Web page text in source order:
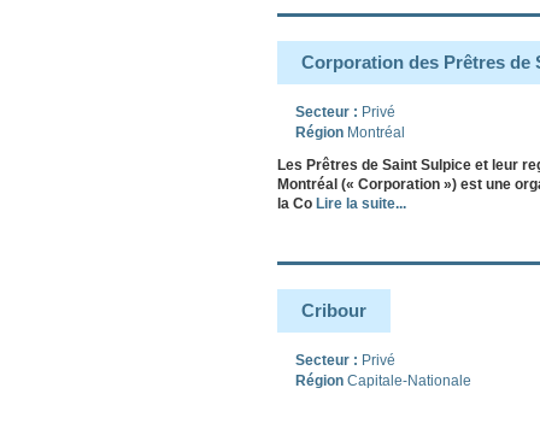
Corporation des Prêtres de
Secteur : Privé
Région Montréal
Les Prêtres de Saint Sulpice et leur
Montréal (« Corporation ») est une
la Co Lire la suite...
Cribour
Secteur : Privé
Région Capitale-Nationale